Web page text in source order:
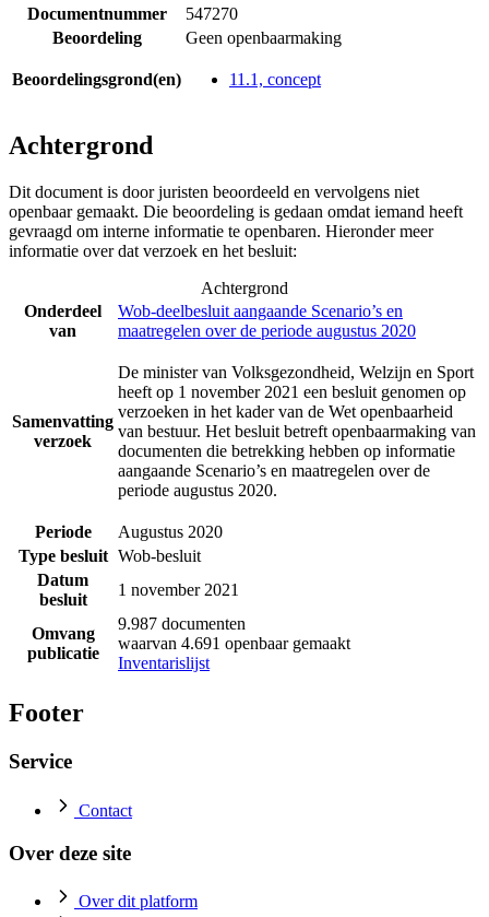
Documentnummer
547270
Beoordeling
Geen openbaarmaking
Beoordelingsgrond(en) 11.1, concept
Achtergrond
Dit document is door juristen beoordeeld en vervolgens niet
openbaar gemaakt. Die beoordeling is gedaan omdat iemand heeft
gevraagd om interne informatie te openbaren. Hieronder meer
informatie over dat verzoek en het besluit:
Achtergrond
Onderdeel
van
Wob-deelbesluit aangaande Scenario’s en
maatregelen over de periode augustus 2020
Samenvatting
verzoek
De minister van Volksgezondheid, Welzijn en Sport
heeft op 1 november 2021 een besluit genomen op
verzoeken in het kader van de Wet openbaarheid
van bestuur. Het besluit betreft openbaarmaking van
documenten die betrekking hebben op informatie
aangaande Scenario’s en maatregelen over de
periode augustus 2020.
Periode
Augustus 2020
Type besluit Wob-besluit
Datum
besluit
1 november 2021
Omvang
publicatie
9.987 documenten
waarvan 4.691 openbaar gemaakt
Inventarislijst
Footer
Service
Contact
Over deze site
Over dit platform